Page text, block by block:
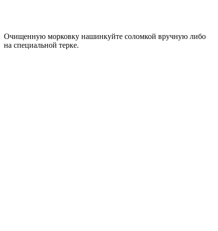
Очищенную морковку нашинкуйте соломкой вручную либо
на специальной терке.